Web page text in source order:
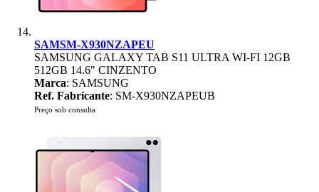
SAMSM-X930NZAPEU
SAMSUNG GALAXY TAB S11 ULTRA WI-FI 12GB
512GB 14.6" CINZENTO
Marca: SAMSUNG
Ref. Fabricante: SM-X930NZAPEUB
Preço sob consulta